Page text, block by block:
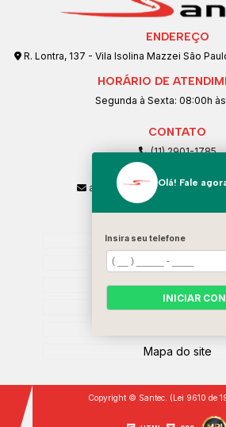
ENDEREÇO
R. Lontra, 137 - Vila Isolina Mazzei São
HORÁRIO DE
Segunda à Sexta: 08:00h
CONTATO
(11) 2901-1785
(11) 99239-1832
Home
Empresa
SERVIÇOS
Contato
Mapa do site
Copyright © Santec. (Lei 9610 de
Olá! Fale
Insira seu telefone
INICIAR